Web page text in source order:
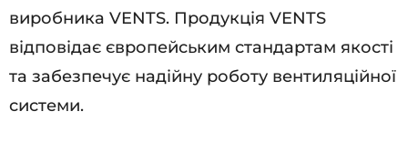
виробника VENTS. Продукція VENTS
відповідає європейським стандартам якості
та забезпечує надійну роботу вентиляційної
системи.